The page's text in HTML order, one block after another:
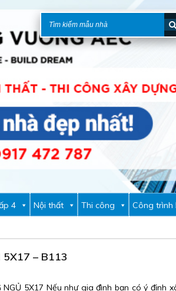
4 Nội thất Thi công Công trình
5X17 – B113
NGỦ 5X17 Nếu như gia đình bạn có ý định